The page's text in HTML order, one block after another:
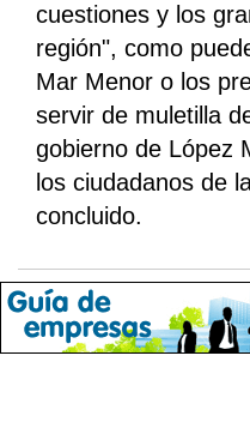
cuestiones y los
región", como
Mar Menor o los
servir de muletilla
gobierno de López
los ciudadanos de
concluido.